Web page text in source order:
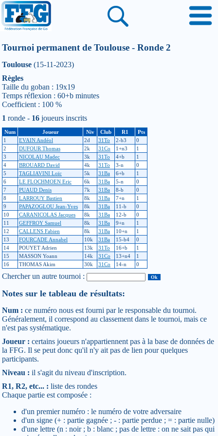
Tournoi permanent de Toulouse - Ronde 2
Toulouse (15-11-2023)
Règles
Taille du goban : 19x19
Temps réflexion : 60+b minutes
Coefficient : 100 %
1 ronde - 16 joueurs inscrits
Num Joueur Niv Club R1
Pts
1
EVAIN Andéol 2d 31To 2-b3
0
2
DUFOUR Thomas 2k 31Co 1+n3
1
3
NICOLAU Madec 3k 31To 4+b
1
4
BROUARD David 4k 31To 3-n
0
5
TAGLIAVINI Loïc 5k 31Ba 6+b
1
6
LE FLOCHMOEN Eric 6k 31Ba 5-n
0
7
PUAUD Denis 7k 31Ba 8-b
0
8
LARROUY Bastien 8k 31Ba 7+n
1
9
PAPAZOGLOU Jean-Yves 8k 31Ba 11-b
0
10
CARANICOLAS Jacques 8k 31Ba 12-b
0
11
GEFFROY Samuel 8k 31Ba 9+n
1
12
CALLENS Fabien 8k 31Ba 10+n
1
13
FOURCADE Annabel 10k 31Ba 15-b4
0
14
POUYET Adrien 13k 31To 16+b
1
15
MASSON Yoann 14k 31Co 13+n4
1
16
THOMAS Akim 30k 31Co 14-n 0
Chercher un autre tournoi :
Notes sur le tableau de résultats:
Num : ce numéro nous est fourni par le responsable du tournoi.
Généralement, il correspond au classement dans le tournoi, mais ce
n'est pas systématique.
Joueur : certains joueurs n'appartiennent pas à la base de données de
la FFG. Il se peut donc qu'il n'y ait pas de lien pour quelques
participants.
Niveau : il s'agit du niveau d'inscription.
R1, R2, etc... : liste des rondes
Chaque partie est composée :
d'un premier numéro : le numéro de votre adversaire
d'un signe (+ : partie gagnée ; - : partie perdue ; = : partie nulle)
d'une lettre (n : noir ; b : blanc ; pas de lettre : on ne sait pas qui